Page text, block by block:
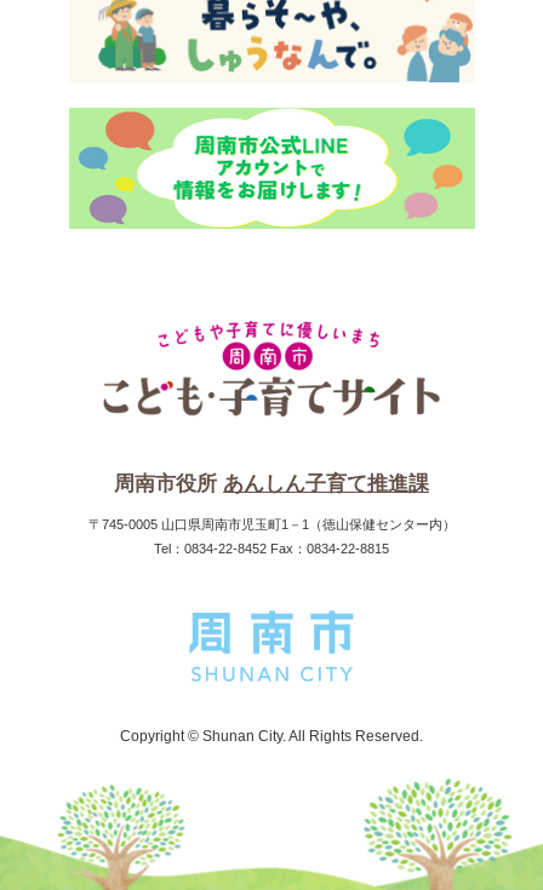
周南市役所 あんしん子育て推進課
〒745-0005 山口県周南市児玉町1－1（徳山保健センター内）
Tel：0834-22-8452 Fax：0834-22-8815
Copyright © Shunan City. All Rights Reserved.